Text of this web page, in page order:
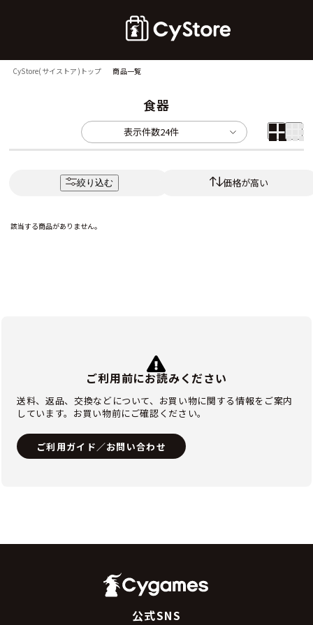
CyStore(サイストア)トップ 商品一覧
食器
表示件数24件
絞り込む 価格が高い
該当する商品がありません。
ご利用前にお読みください
送料、返品、交換などについて、お買い物に関する情報をご案内
しています。お買い物前にご確認ください。
ご利用ガイド／お問い合わせ
公式SNS